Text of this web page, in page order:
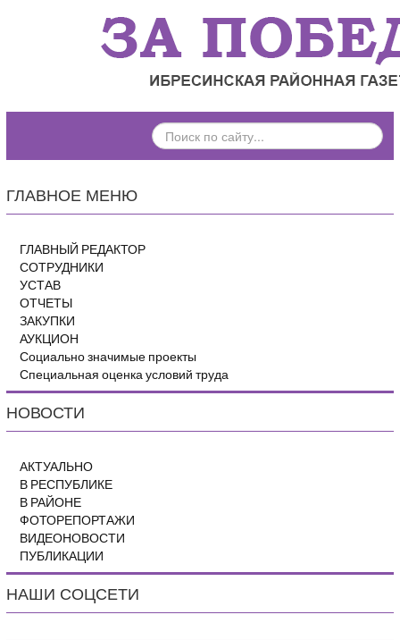
ПОИСК
ПО
ГЛАВНОЕ МЕНЮ
ГЛАВНЫЙ РЕДАКТОР
СОТРУДНИКИ
УСТАВ
ОТЧЕТЫ
ЗАКУПКИ
АУКЦИОН
Социально значимые проекты
Специальная оценка условий труда
НОВОСТИ
АКТУАЛЬНО
В РЕСПУБЛИКЕ
В РАЙОНЕ
ФОТОРЕПОРТАЖИ
ВИДЕОНОВОСТИ
ПУБЛИКАЦИИ
НАШИ СОЦСЕТИ